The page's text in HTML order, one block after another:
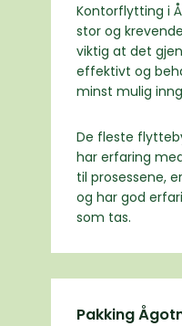
Kontorflytting i
stor og
viktig at det
effektivt og
minst mulig
De fleste
har erfaring
til prosessene,
og har god
som tas.
Pakking